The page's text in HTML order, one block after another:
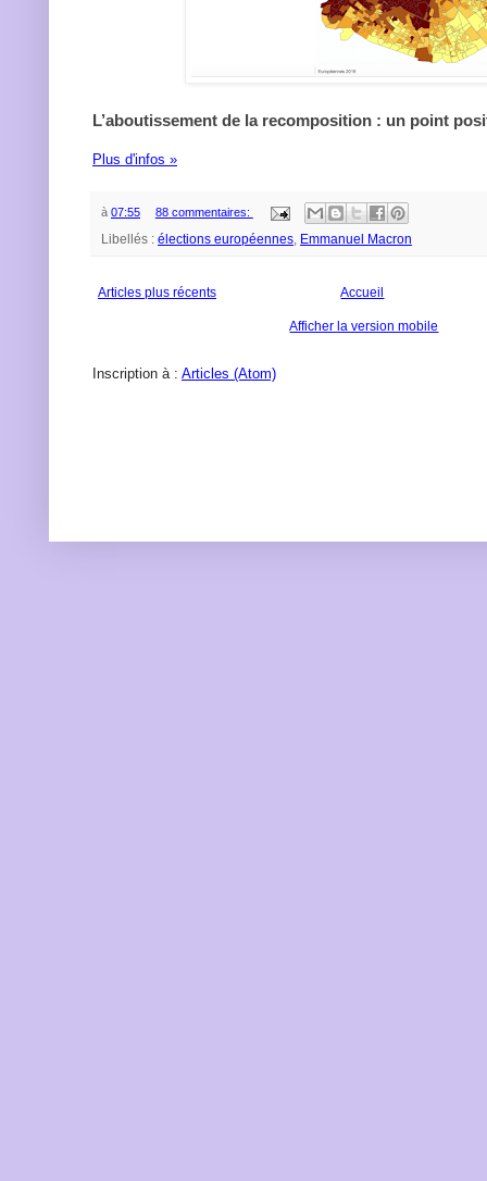
L’aboutissement de la recomposition : un point
Plus d'infos »
à 07:55 88 commentaires:
Libellés : élections européennes, Emmanuel Macron
Articles plus récents Accueil
Afficher la version mobile
Inscription à : Articles (Atom)